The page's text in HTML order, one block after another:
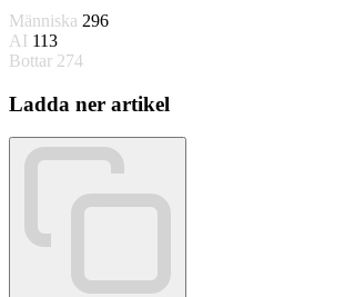
Människa 296
AI 113
Bottar 274
Ladda ner artikel